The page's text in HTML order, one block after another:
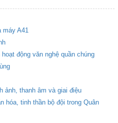
máy A41
động văn nghệ quần chúng
ảnh, thanh âm và giai điệu
hóa, tinh thần bộ đội trong Quân